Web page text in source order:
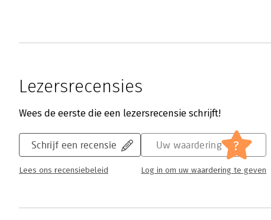
Lezersrecensies
Wees de eerste die een lezersrecensie schrijft!
Schrijf een recensie
Lees ons recensiebeleid
Uw waardering ?
Log in om uw waardering te geven